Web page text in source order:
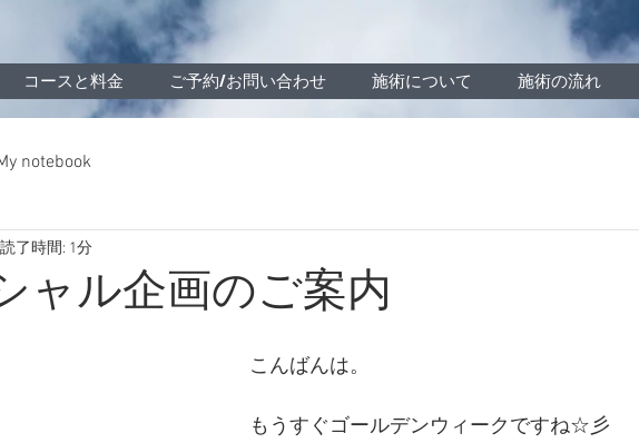
コースと料金 ご予約/お問い合わせ 施術について 施術の流れ
notebook
ャル企画のご案内
読了時間: 1分
こんばんは。
もうすぐゴールデンウィークですね☆彡